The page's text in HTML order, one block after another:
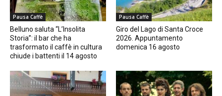
Pausa Caffè
Belluno saluta “L’Insolita
Storia”: il bar che ha
trasformato il caffè in cultura
chiude i battenti il 14 agosto
Pausa Caffè
Giro del Lago di Santa Croce
2026. Appuntamento
domenica 16 agosto